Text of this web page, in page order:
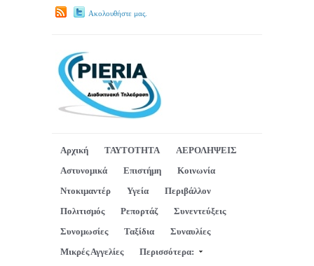
Ακολουθήστε μας.
Αρχική ΤΑΥΤΟΤΗΤΑ
ΑΕΡΟΛΗΨΕΙΣ
Αστυνομικά
Επιστήμη
Κοινωνία
Ντοκιμαντέρ
Υγεία
Περιβάλλον
Πολιτισμός
Ρεπορτάζ
Συνεντεύξεις
Συνομωσίες
Ταξίδια
Συναυλίες
Μικρές Αγγελίες
Περισσότερα: